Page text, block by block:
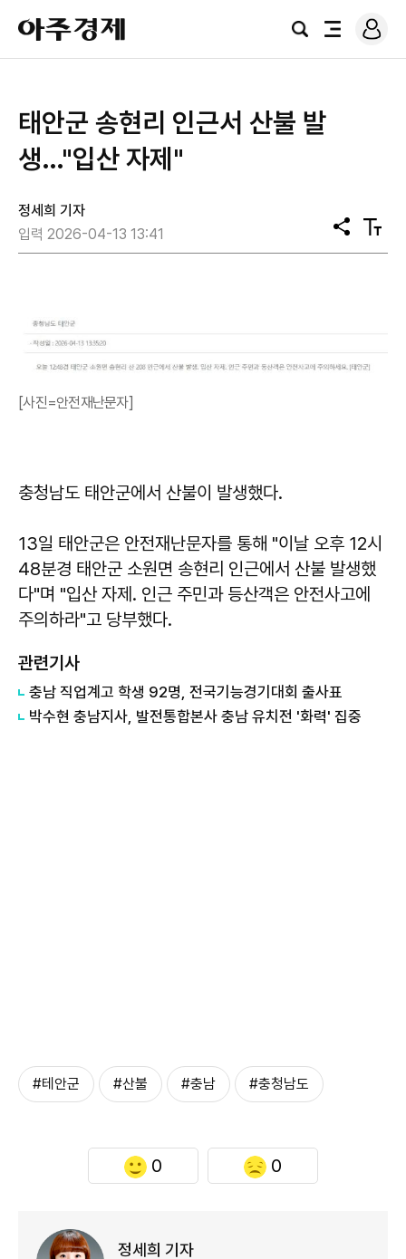
아
주
경
검
전
로
그
태안군 송현리 인근서 산불 발
생…"입산 자제"
정세희 기자
입력 2026-04-13 13:41
공
유
텍
스
[사진=안전재난문자]
충청남도 태안군에서 산불이 발생했다.
13일 태안군은 안전재난문자를 통해 "이날 오후 12시
48분경 태안군 소원면 송현리 인근에서 산불 발생했
다"며 "입산 자제. 인근 주민과 등산객은 안전사고에
주의하라"고 당부했다.
관련기사
충남 직업계고 학생 92명, 전국기능경기대회 출사표
박수현 충남지사, 발전통합본사 충남 유치전 '화력' 집중
#테안군 #산불 #충남 #충청남도
0 0
정세희 기자